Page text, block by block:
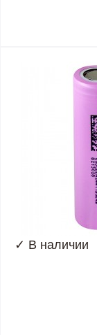
✓ В наличии